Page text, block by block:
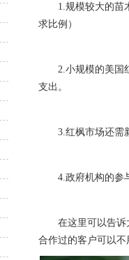
1.规模较大的苗
求比例）
2.小规模的美国
支出。
3.红枫市场还需
4.政府机构的参
在这里可以告
合作过的客户可以